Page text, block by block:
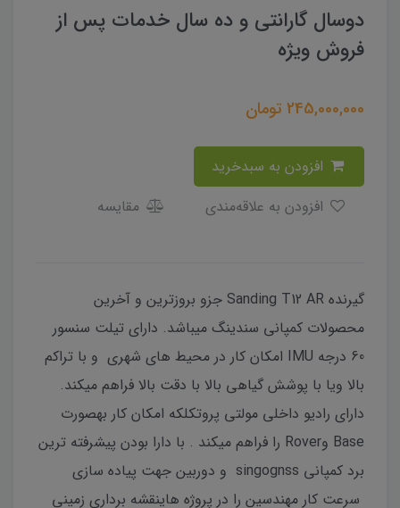
دوسال گارانتی و ده سال خدمات پس از
فروش ویژه
245,000,000 تومان
مقایسه
گیرنده Sanding T12 AR جزو بروزترین و آخرین
محصولات کمپانی سندینگ میباشد. دارای تیلت سنسور
60 درجه IMU امکان کار در محیط های شهری و با تراکم
بالا ویا با پوشش گیاهی بالا با دقت بالا فراهم میکند.
دارای رادیو داخلی مولتی پروتکلکه امکان کار بهصورت
Base وRover را فراهم میکند . با دارا بودن پیشرفته ترین
برد کمپانی singognss و دوربین جهت پیاده سازی
سرعت کار مهندسین را در پروژه هاینقشه برداری زمینی